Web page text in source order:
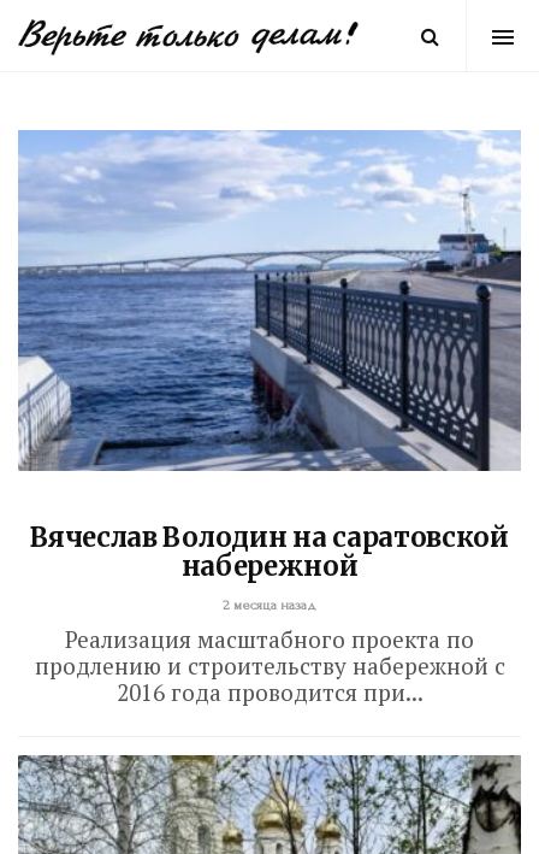
Вячеслав Володин на саратовской
набережной
2 месяца назад
Реализация масштабного проекта по
продлению и строительству набережной с
2016 года проводится при...